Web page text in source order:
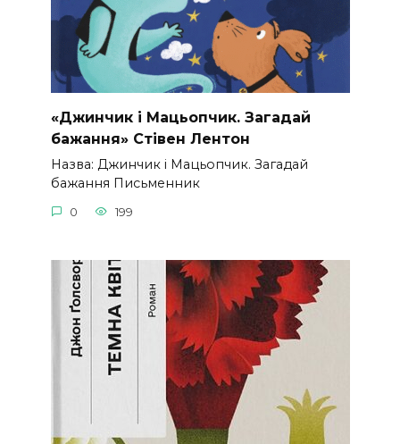
«Джинчик і Мацьопчик. Загадай
бажання» Стівен Лентон
Назва: Джинчик і Мацьопчик. Загадай
бажання Письменник
0 199